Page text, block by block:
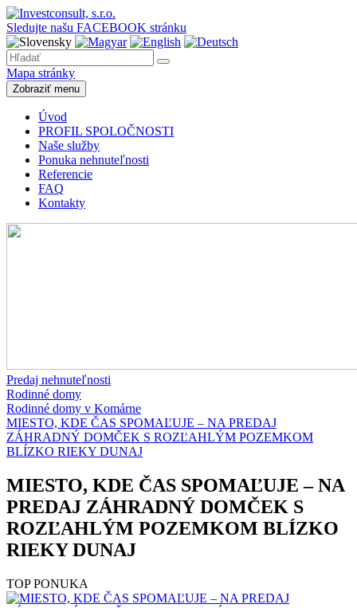
Sledujte našu FACEBOOK stránku
Mapa stránky
Zobraziť menu
Úvod
PROFIL SPOLOČNOSTI
Naše služby
Ponuka nehnuteľnosti
Referencie
FAQ
Kontakty
Predaj nehnuteľnosti
Rodinné domy
Rodinné domy v Komárne
MIESTO, KDE ČAS SPOMAĽUJE – NA PREDAJ
ZÁHRADNÝ DOMČEK S ROZĽAHLÝM POZEMKOM
BLÍZKO RIEKY DUNAJ
MIESTO, KDE ČAS SPOMAĽUJE – NA
PREDAJ ZÁHRADNÝ DOMČEK S
ROZĽAHLÝM POZEMKOM BLÍZKO
RIEKY DUNAJ
TOP PONUKA